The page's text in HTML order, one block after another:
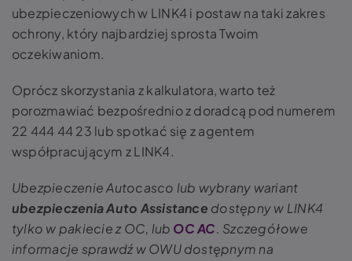
ubezpieczeniowych w LINK4 i postaw na taki zakres
ochrony, który najbardziej sprosta Twoim
oczekiwaniom.
Oprócz skorzystania z kalkulatora, warto też
porozmawiać bezpośrednio z doradcą pod numerem
22 444 44 23 lub spotkać się z agentem
współpracującym z LINK4.
Ubezpieczenie Autocasco lub wybrany wariant
ubezpieczenia Auto Assistance dostępny w LINK4
tylko w pakiecie z OC, lub OC AC. Szczegółowe
informacje sprawdź w OWU dostępnym na